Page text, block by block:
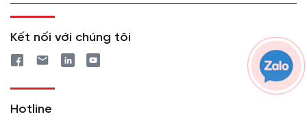
Kết nối với chúng tôi
Hotline